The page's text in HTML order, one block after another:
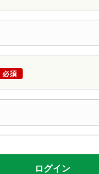
必須
ログイン